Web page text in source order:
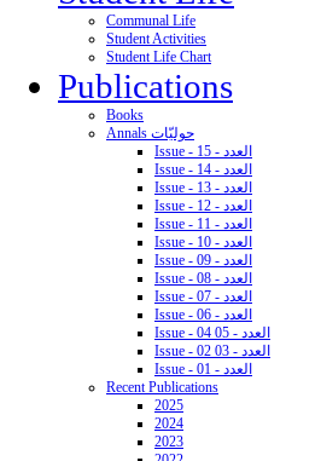
Communal Life
Student Activities
Student Life Chart
Publications
Books
Annals حوليّات
Issue - 15 - العدد
Issue - 14 - العدد
Issue - 13 - العدد
Issue - 12 - العدد
Issue - 11 - العدد
Issue - 10 - العدد
Issue - 09 - العدد
Issue - 08 - العدد
Issue - 07 - العدد
Issue - 06 - العدد
Issue - 04 05 - العدد
Issue - 02 03 - العدد
Issue - 01 - العدد
Recent Publications
2025
2024
2023